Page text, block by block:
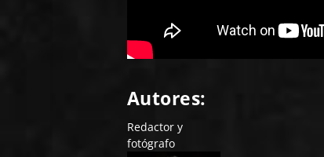
Autores:
Redactor y
fotógrafo